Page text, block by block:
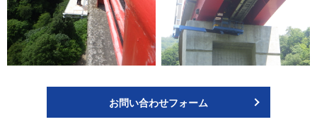
お問い合わせフォーム